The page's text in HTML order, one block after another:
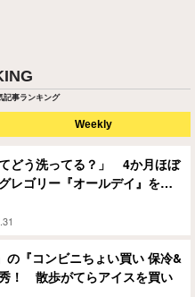
記事ランキング
Weekly
てどう洗ってる？」 4か月ほぼ
レゴリー『オールデイ』を…
の『コンビニちょい買い 保冷&
！ 散歩がてらアイスを買い